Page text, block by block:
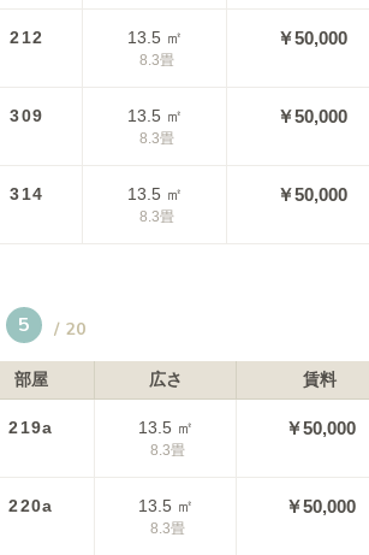
212 13.5㎡
8.3畳
￥50,000
309 13.5㎡
8.3畳
￥50,000
314 13.5㎡
8.3畳
￥50,000
5 / 20
部屋 広さ 賃料
219a 13.5㎡
8.3畳
￥50,000
220a 13.5㎡
8.3畳
￥50,000